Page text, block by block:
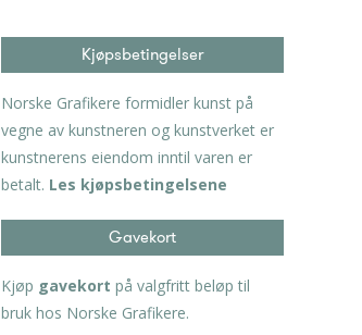
Kjøpsbetingelser
Norske Grafikere formidler kunst på
vegne av kunstneren og kunstverket er
kunstnerens eiendom inntil varen er
betalt. Les kjøpsbetingelsene
Gavekort
Kjøp gavekort på valgfritt beløp til
bruk hos Norske Grafikere.